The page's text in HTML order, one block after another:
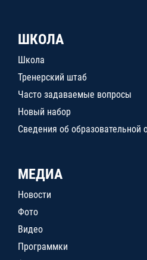
ШКОЛА
Школа
Тренерский штаб
Часто задаваемые вопросы
Новый набор
Сведения об образовательной
МЕДИА
Новости
Фото
Видео
Программки